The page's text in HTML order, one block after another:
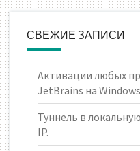
СВЕЖИЕ ЗАПИСИ
Активации любых
JetBrains на
Туннель в
IP.